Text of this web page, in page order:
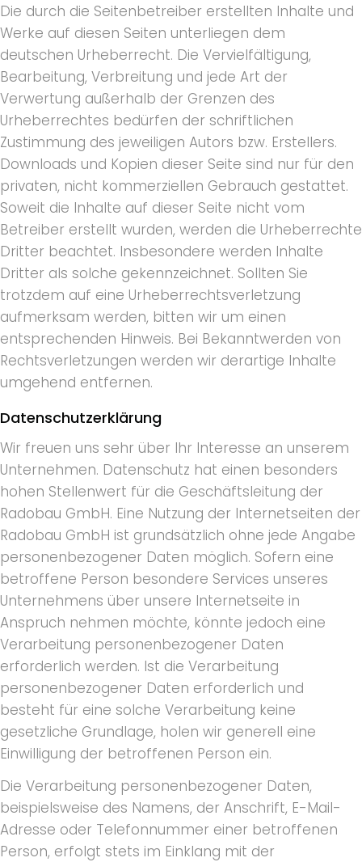
Die durch die Seitenbetreiber erstellten Inhalte und
Werke auf diesen Seiten unterliegen dem
deutschen Urheberrecht. Die Vervielfältigung,
Bearbeitung, Verbreitung und jede Art der
Verwertung außerhalb der Grenzen des
Urheberrechtes bedürfen der schriftlichen
Zustimmung des jeweiligen Autors bzw. Erstellers.
Downloads und Kopien dieser Seite sind nur für den
privaten, nicht kommerziellen Gebrauch gestattet.
Soweit die Inhalte auf dieser Seite nicht vom
Betreiber erstellt wurden, werden die Urheberrechte
Dritter beachtet. Insbesondere werden Inhalte
Dritter als solche gekennzeichnet. Sollten Sie
trotzdem auf eine Urheberrechtsverletzung
aufmerksam werden, bitten wir um einen
entsprechenden Hinweis. Bei Bekanntwerden von
Rechtsverletzungen werden wir derartige Inhalte
umgehend entfernen.
Datenschutzerklärung
Wir freuen uns sehr über Ihr Interesse an unserem
Unternehmen. Datenschutz hat einen besonders
hohen Stellenwert für die Geschäftsleitung der
Radobau GmbH. Eine Nutzung der Internetseiten der
Radobau GmbH ist grundsätzlich ohne jede Angabe
personenbezogener Daten möglich. Sofern eine
betroffene Person besondere Services unseres
Unternehmens über unsere Internetseite in
Anspruch nehmen möchte, könnte jedoch eine
Verarbeitung personenbezogener Daten
erforderlich werden. Ist die Verarbeitung
personenbezogener Daten erforderlich und
besteht für eine solche Verarbeitung keine
gesetzliche Grundlage, holen wir generell eine
Einwilligung der betroffenen Person ein.
Die Verarbeitung personenbezogener Daten,
beispielsweise des Namens, der Anschrift, E-Mail-
Adresse oder Telefonnummer einer betroffenen
Person, erfolgt stets im Einklang mit der